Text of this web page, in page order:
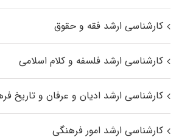
کارشناسی ارشد فقه و حقوق
کارشناسی ارشد فلسفه و کلام اسلامی
کارشناسی ارشد ادیان و عرفان و تاریخ
کارشناسی ارشد امور فرهنگی